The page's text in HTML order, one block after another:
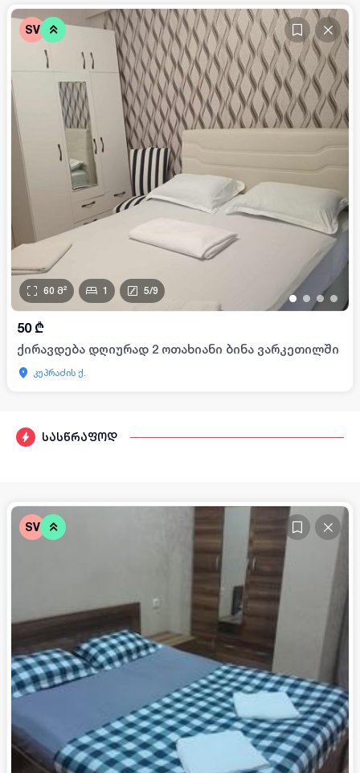
სასწრაფოდ
SV
• • • •
60 მ² 1 5/9
50 ₾
ქირავდება დღიურად 2 ოთახიანი ბინა ვარკეთილში
კუპრაძის ქ.
SV